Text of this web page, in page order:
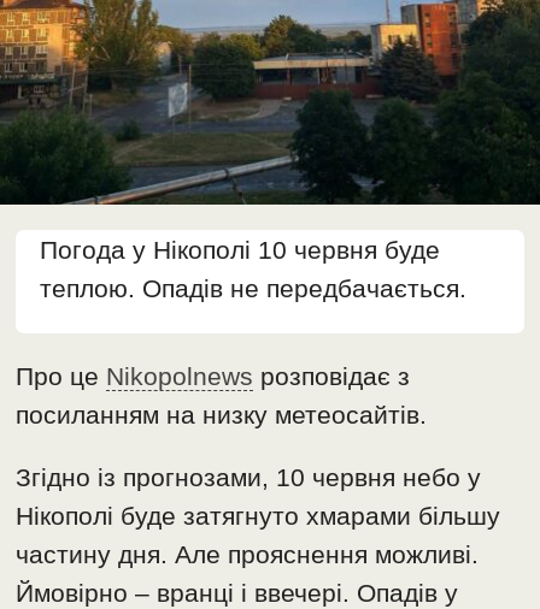
Погода у Нікополі 10 червня буде
теплою. Опадів не передбачається.
Про це Nikopolnews розповідає з
посиланням на низку метеосайтів.
Згідно із прогнозами, 10 червня небо у
Нікополі буде затягнуто хмарами більшу
частину дня. Але прояснення можливі.
Ймовірно – вранці і ввечері. Опадів у